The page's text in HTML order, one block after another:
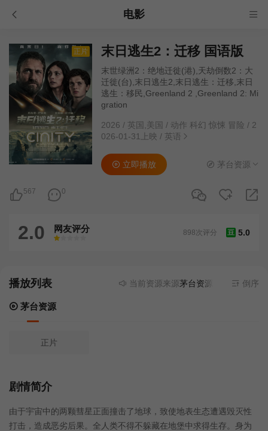
电影
正片 末日逃生2：迁移 国语版
末世绿洲2：绝地迁徙(港),天劫倒数2：大
迁徙(台),末日逃生2,末日逃生：迁移,末日
逃生：移民,Greenland 2 ,Greenland 2: Mi
gration
2026 / 英国,美国 / 动作 科幻 惊悚 冒险 / 2
026-01-31上映 / 英语
567 0
立即播放 茅台资源
2.0 网友评分
很差
较差还行推荐
力荐
豆 5.0
898次评分
播放列表 当前资源来源茅台资源- 无需安装任何
倒序
茅台资源
正片
剧情简介
由于宇宙中的两颗彗星正面撞击了地球，致使地表生态遭遇毁灭性
打击，造成恶劣后果。全人类不得不躲藏在地堡中求得生存。身为